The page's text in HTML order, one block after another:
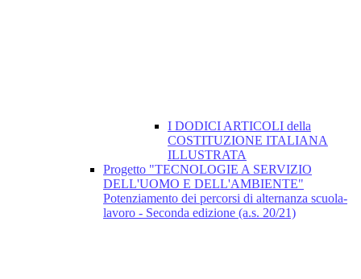
I DODICI ARTICOLI della
COSTITUZIONE ITALIANA
ILLUSTRATA
Progetto "TECNOLOGIE A SERVIZIO
DELL'UOMO E DELL'AMBIENTE"
Potenziamento dei percorsi di alternanza scuola-
lavoro - Seconda edizione (a.s. 20/21)